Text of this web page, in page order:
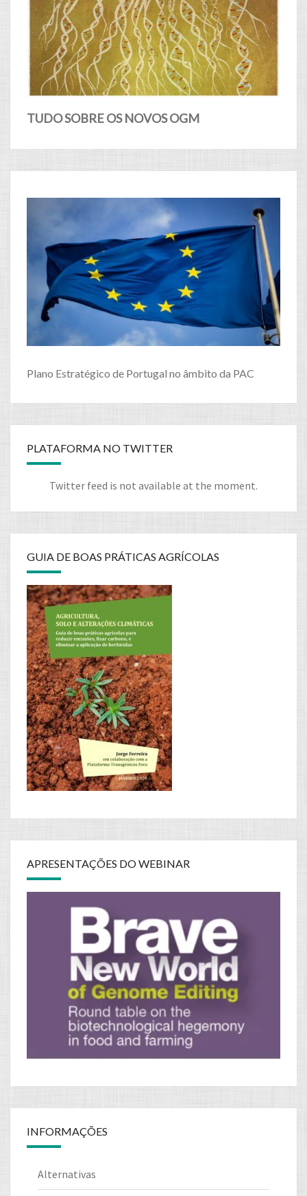
TUDO SOBRE OS NOVOS OGM
Plano Estratégico de Portugal no âmbito da PAC
PLATAFORMA NO TWITTER
Twitter feed is not available at the moment.
GUIA DE BOAS PRÁTICAS AGRÍCOLAS
APRESENTAÇÕES DO WEBINAR
INFORMAÇÕES
Alternativas